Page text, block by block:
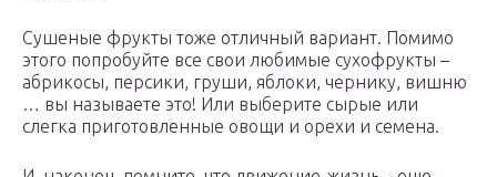
Сушеные фрукты тоже отличный вариант. Помимо
этого попробуйте все свои любимые сухофрукты –
абрикосы, персики, груши, яблоки, чернику, вишню
… вы называете это! Или выберите сырые или
слегка приготовленные овощи и орехи и семена.